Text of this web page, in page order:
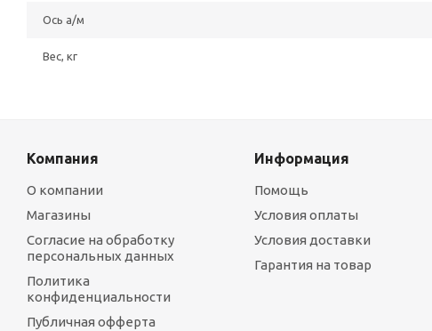
Ось а/м
Вес, кг
Компания
О компании
Магазины
Согласие на обработку
персональных данных
Политика
конфиденциальности
Публичная офферта
Информация
Помощь
Условия оплаты
Условия доставки
Гарантия на товар